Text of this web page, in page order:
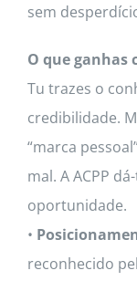
sem
O que ganhas
Tu trazes o
credibilidade.
“marca
mal. A ACPP
oportunidade.
•
reconhecido